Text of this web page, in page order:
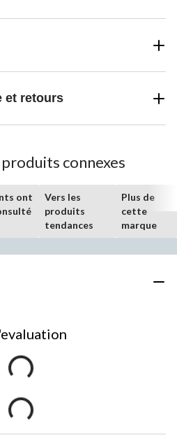
et retours
connexes
ont
Vers les
produits
tendances
Plus de
cette
marque